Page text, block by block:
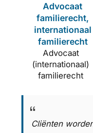
Advocaat
familierecht,
internationaal
familierecht
Advocaat
(internationaal)
familierecht
Cliënten